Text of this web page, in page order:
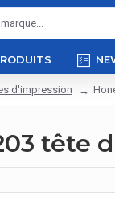
d'impression
tête